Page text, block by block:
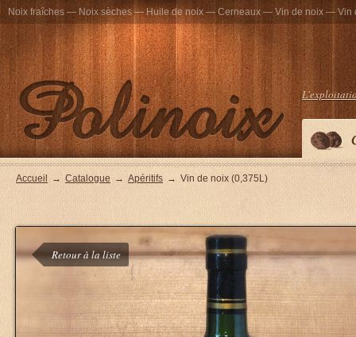
Noix fraîches — Noix sèches — Huile de noix — Cerneaux — Vin de noix — Vin
Accueil → Catalogue → Apéritifs → Vin de noix (0,375L)
Retour à la liste